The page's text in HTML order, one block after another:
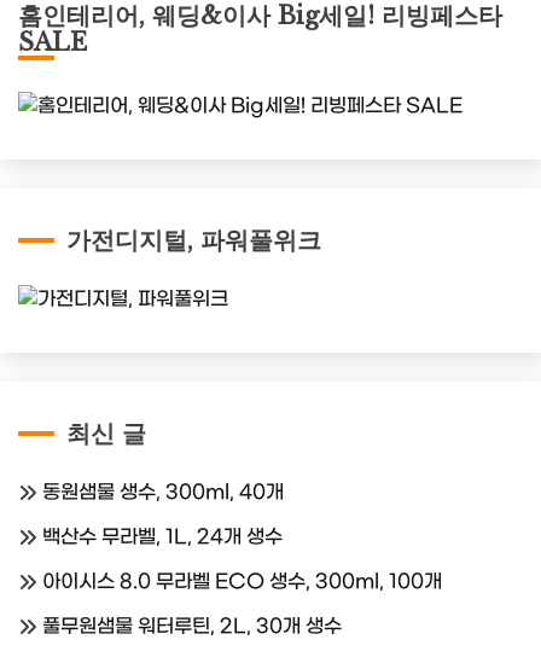
홈인테리어, 웨딩&이사 Big세일! 리빙페스타
SALE
가전디지털, 파워풀위크
최신 글
동원샘물 생수, 300ml, 40개
백산수 무라벨, 1L, 24개 생수
아이시스 8.0 무라벨 ECO 생수, 300ml, 100개
풀무원샘물 워터루틴, 2L, 30개 생수